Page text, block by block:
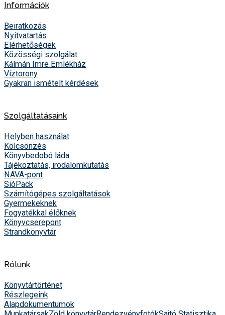
Információk
Beiratkozás
Nyitvatartás
Elérhetőségek
Közösségi szolgálat
Kálmán Imre Emlékház
Víztorony
Gyakran ismételt kérdések
Szolgáltatásaink
Helyben használat
Kölcsönzés
Könyvbedobó láda
Tájékoztatás, irodalomkutatás
NAVA-pont
SióPack
Számítógépes szolgáltatások
Gyermekeknek
Fogyatékkal élőknek
Könyvcserepont
Strandkönyvtár
Rólunk
Könyvtártörténet
Részlegeink
Alapdokumentumok